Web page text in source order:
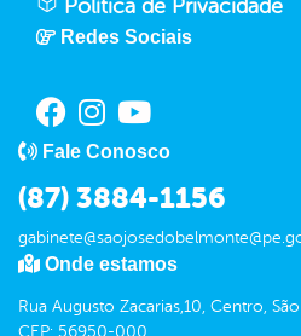
Política de Privacidade
Redes Sociais
Fale Conosco
(87) 3884-1156
Onde estamos
Rua Augusto Zacarias,10, Centro,
CEP: 56950-000